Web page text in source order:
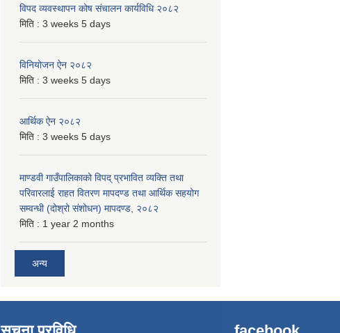
विपद व्यवस्थापन कोष संचालन कार्यविधि २०८२
मिति : 3 weeks 5 days
विनियोजन ऐन २०८२
मिति : 3 weeks 5 days
आर्थिक ऐन २०८२
मिति : 3 weeks 5 days
माण्डवी गाउँपालिकाको विपद् प्रभावित व्यक्ति तथा
परिवारलाई राहत वितरण मापदण्ड तथा आर्थिक सहयोग
सम्वन्धी (दोश्रो संशोधन) मापदण्ड, २०८२
मिति : 1 year 2 months
अन्य